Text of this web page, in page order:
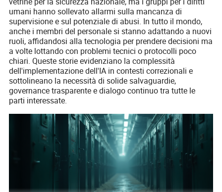
umani hanno sollevato allarmi sulla mancanza di
supervisione e sul potenziale di abusi. In tutto il mondo,
anche i membri del personale si stanno adattando a nuovi
ruoli, affidandosi alla tecnologia per prendere decisioni ma
a volte lottando con problemi tecnici o protocolli poco
chiari. Queste storie evidenziano la complessità
dell'implementazione dell'IA in contesti correzionali e
sottolineano la necessità di solide salvaguardie,
governance trasparente e dialogo continuo tra tutte le
parti interessate.